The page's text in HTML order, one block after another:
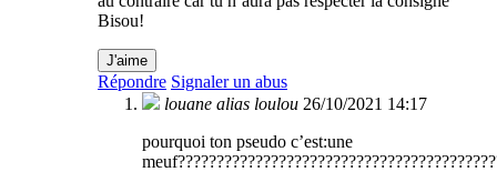
Bisou!
J'aime
Répondre Signaler un abus
louane alias loulou 26/10/2021 14:17
pourquoi ton pseudo c’est:une